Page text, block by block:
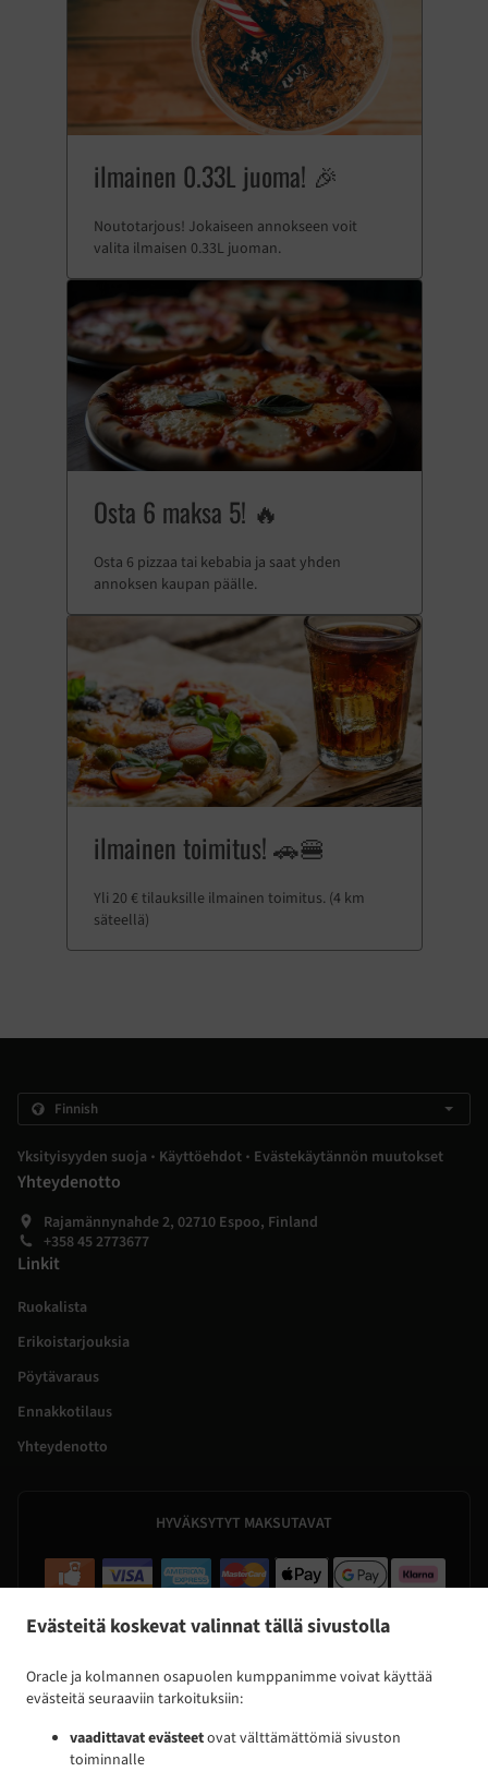
Evästeitä koskevat valinnat tällä sivustolla
Oracle ja kolmannen osapuolen kumppanimme voivat käyttää
evästeitä seuraaviin tarkoituksiin:
vaadittavat evästeetovat välttämättömiä sivuston
toiminnalle
ilmainen 0.33L juoma! 🎉
Noutotarjous! Jokaiseen annokseen voit
valita ilmaisen 0.33L juoman.
Osta 6 maksa 5! 🔥
Osta 6 pizzaa tai kebabia ja saat yhden
annoksen kaupan päälle.
ilmainen toimitus! 🚗🍔
Yli 20 € tilauksille ilmainen toimitus. (4 km
säteellä)
Yksityisyyden suoja . Käyttöehdot . Evästekäytännön muutokset
Yhteydenotto
Rajamännynahde 2, 02710 Espoo, Finland
+358 45 2773677
Linkit
Ruokalista
Erikoistarjouksia
Pöytävaraus
Ennakkotilaus
Yhteydenotto
HYVÄKSYTYT MAKSUTAVAT
toimituspalvelu Espoo Olarinmäki